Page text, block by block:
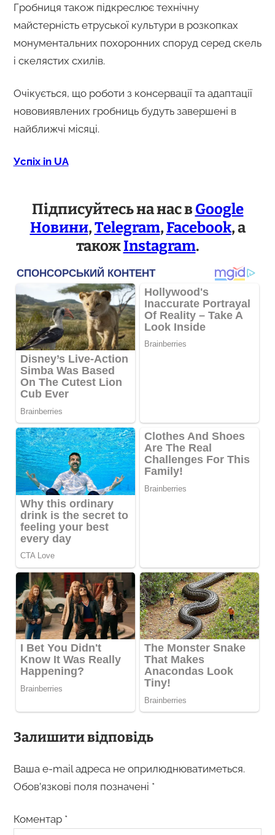
Гробниця також підкреслює технічну
майстерність етруської культури в розкопках
монументальних похоронних споруд серед скель
і скелястих схилів.
Очікується, що роботи з консервації та адаптації
нововиявлених гробниць будуть завершені в
найближчі місяці.
Успіх in UA
Підписуйтесь на нас вGoogle
Новини,Telegram,Facebook, а
такожInstagram.
Залишити відповідь
Ваша e-mail адреса не оприлюднюватиметься.
Обов’язкові поля позначені *
Коментар *